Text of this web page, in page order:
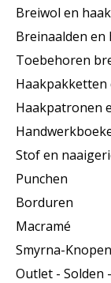
Breiwol en
Breinaalden en
Toebehoren
Haakpatronen
Stof en
Punchen
Borduren
Macramé
Smyrna-
Outlet - Solden